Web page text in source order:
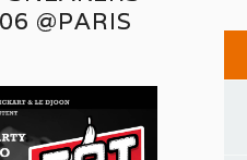
@PARIS